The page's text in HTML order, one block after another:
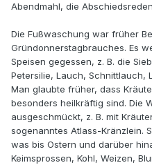
Abendmahl, die
Die Fußwaschung war früher
Gründonnerstagbrauches. Es
Speisen gegessen, z. B. die
Petersilie, Lauch, Schnittlauch,
Man glaubte früher, dass
besonders heilkräftig sind. Die
ausgeschmückt, z. B. mit
sogenanntes Atlass-Kränzlein.
was bis Ostern und darüber
Keimsprossen, Kohl, Weizen,